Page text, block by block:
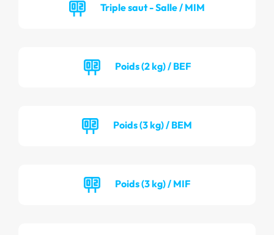
Triple saut - Salle / MIM
Poids (2 kg) / BEF
Poids (3 kg) / BEM
Poids (3 kg) / MIF